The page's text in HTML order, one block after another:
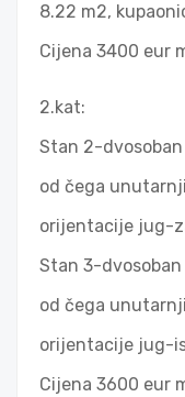
8.22 m2,
Cijena 3400 eur
2.kat:
Stan 2-
od čega
orijentacije jug-
Stan 3-
od čega
orijentacije jug-
Cijena 3600 eur